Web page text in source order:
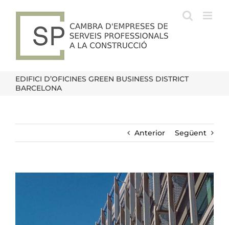
EDIFICI D’OFICINES GREEN BUSINESS DISTRICT
BARCELONA
Anterior Següent